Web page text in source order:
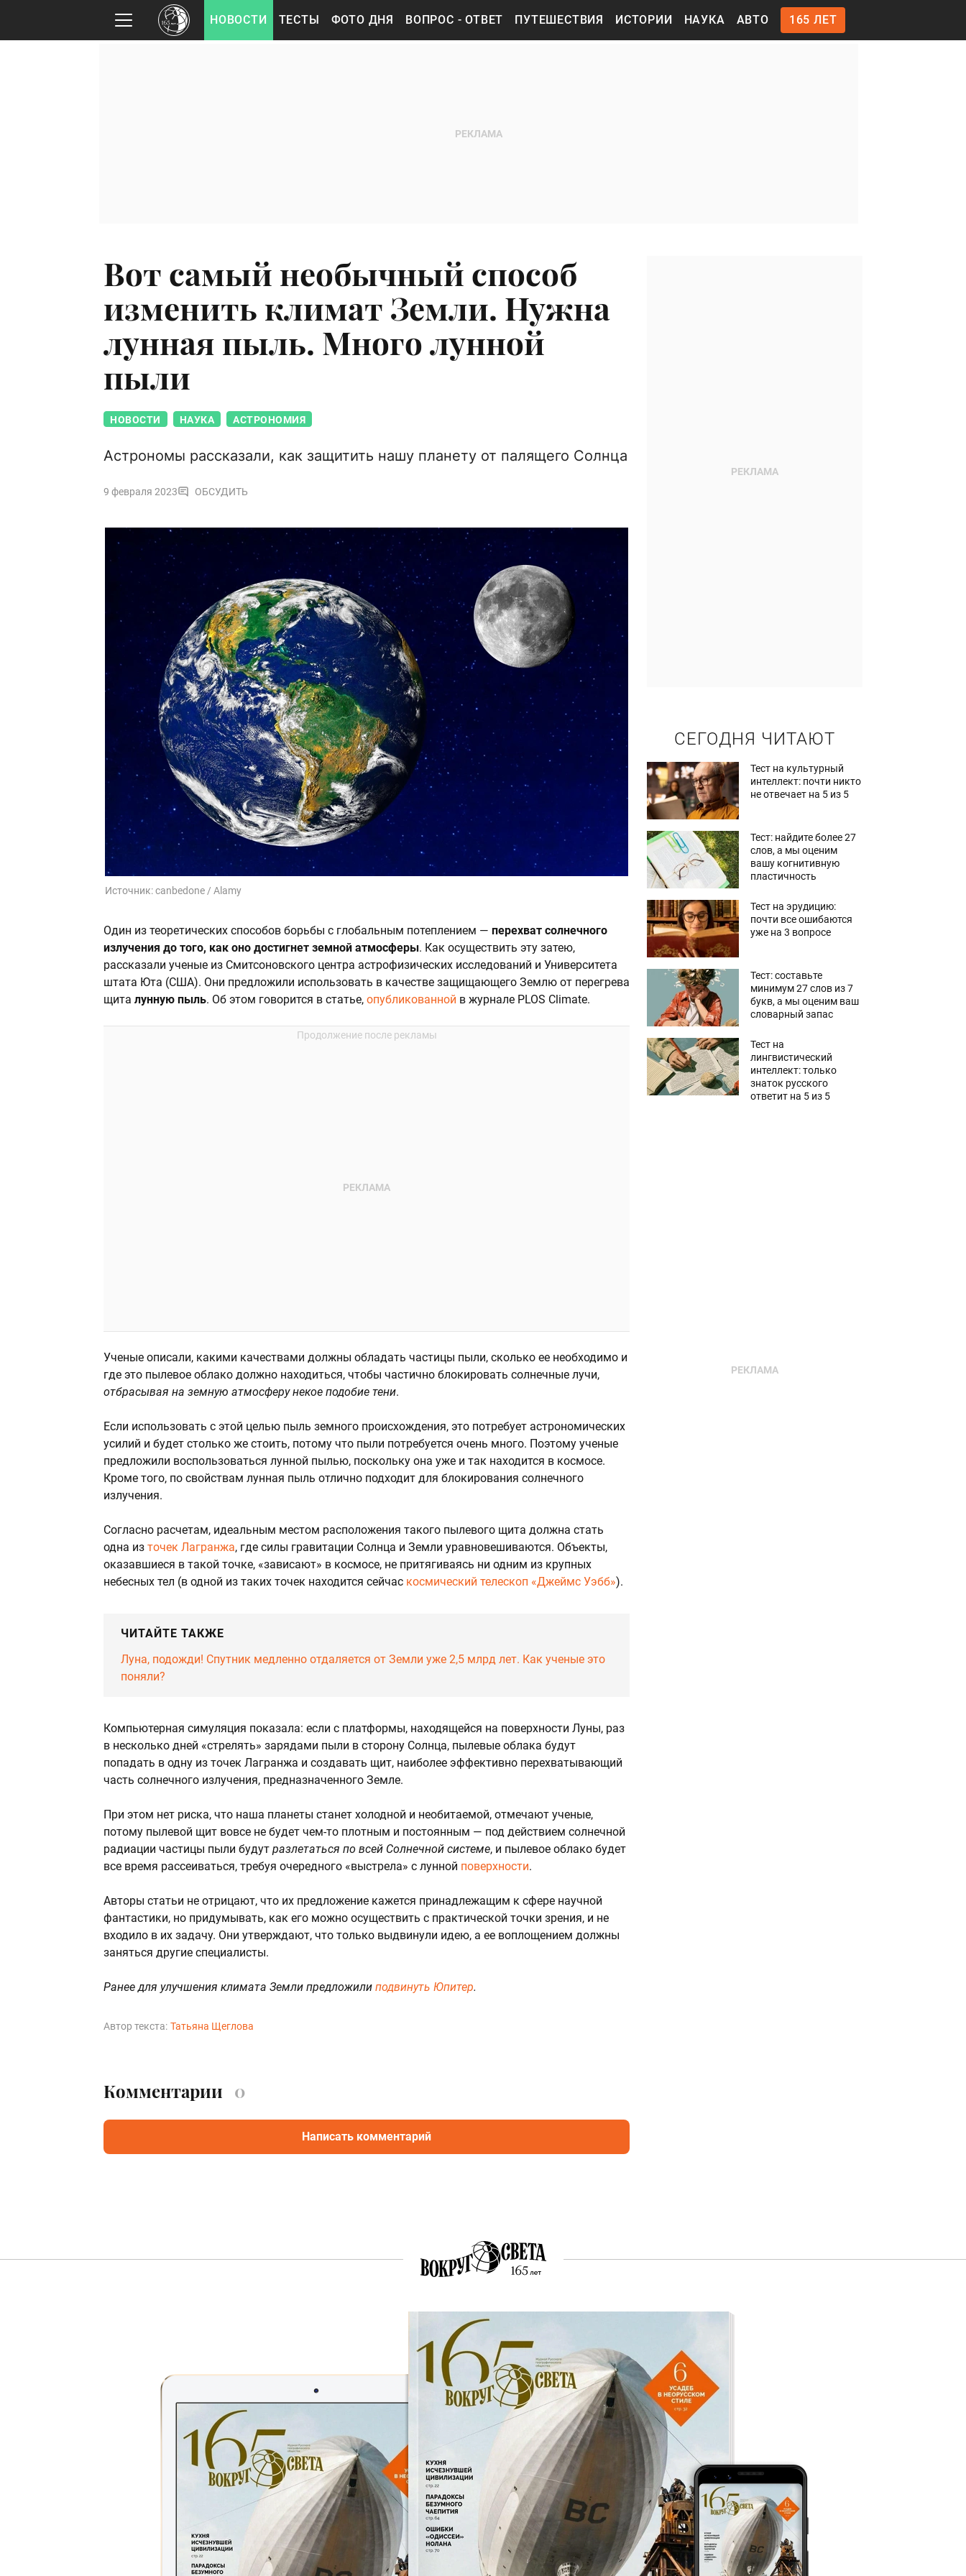
НОВОСТИ ТЕСТЫ ФОТО ДНЯ ВОПРОС - ОТВЕТ ПУТЕШЕСТВИЯ ИСТОРИИ НАУКА АВТО 165 ЛЕТ
Вот самый необычный способ
изменить климат Земли. Нужна
лунная пыль. Много лунной
пыли
НОВОСТИ НАУКА АСТРОНОМИЯ
Астрономы рассказали, как защитить нашу планету от палящего Солнца
9 февраля 2023 ОБСУДИТЬ
Источник:canbedone / Alamy
Один из теоретических способов борьбы с глобальным потеплением — перехват солнечного
излучения до того, как оно достигнет земной атмосферы. Как осуществить эту затею,
рассказали ученые из Смитсоновского центра астрофизических исследований и Университета
штата Юта (США). Они предложили использовать в качестве защищающего Землю от перегрева
щита лунную пыль. Об этом говорится в статье, опубликованной в журнале PLOS Climate.
Ученые описали, какими качествами должны обладать частицы пыли, сколько ее необходимо и
где это пылевое облако должно находиться, чтобы частично блокировать солнечные лучи,
отбрасывая на земную атмосферу некое подобие тени.
Если использовать с этой целью пыль земного происхождения, это потребует астрономических
усилий и будет столько же стоить, потому что пыли потребуется очень много. Поэтому ученые
предложили воспользоваться лунной пылью, поскольку она уже и так находится в космосе.
Кроме того, по свойствам лунная пыль отлично подходит для блокирования солнечного
излучения.
Согласно расчетам, идеальным местом расположения такого пылевого щита должна стать
одна из точек Лагранжа, где силы гравитации Солнца и Земли уравновешиваются. Объекты,
оказавшиеся в такой точке, «зависают» в космосе, не притягиваясь ни одним из крупных
небесных тел (в одной из таких точек находится сейчас космический телескоп «Джеймс Уэбб»).
ЧИТАЙТЕ ТАКЖЕ
Луна, подожди! Спутник медленно отдаляется от Земли уже 2,5 млрд лет. Как ученые это
поняли?
Компьютерная симуляция показала: если с платформы, находящейся на поверхности Луны, раз
в несколько дней «стрелять» зарядами пыли в сторону Солнца, пылевые облака будут
попадать в одну из точек Лагранжа и создавать щит, наиболее эффективно перехватывающий
часть солнечного излучения, предназначенного Земле.
При этом нет риска, что наша планеты станет холодной и необитаемой, отмечают ученые,
потому пылевой щит вовсе не будет чем-то плотным и постоянным — под действием солнечной
радиации частицы пыли будут разлетаться по всей Солнечной системе, и пылевое облако будет
все время рассеиваться, требуя очередного «выстрела» с лунной поверхности.
Авторы статьи не отрицают, что их предложение кажется принадлежащим к сфере научной
фантастики, но придумывать, как его можно осуществить с практической точки зрения, и не
входило в их задачу. Они утверждают, что только выдвинули идею, а ее воплощением должны
заняться другие специалисты.
Ранее для улучшения климата Земли предложили подвинуть Юпитер.
Автор текста: Татьяна Щеглова
СЕГОДНЯ ЧИТАЮТ
Тест на культурный
интеллект: почти никто
не отвечает на 5 из 5
Тест: найдите более 27
слов, а мы оценим
вашу когнитивную
пластичность
Тест на эрудицию:
почти все ошибаются
уже на 3 вопросе
Тест: составьте
минимум 27 слов из 7
букв, а мы оценим ваш
словарный запас
Тест на
лингвистический
интеллект: только
знаток русского
ответит на 5 из 5
Комментарии 0
Написать комментарий